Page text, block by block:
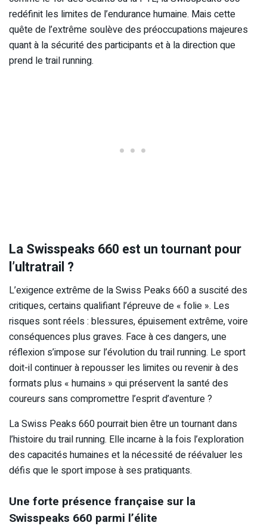
redéfinit les limites de l’endurance humaine. Mais cette
quête de l’extrême soulève des préoccupations majeures
quant à la sécurité des participants et à la direction que
prend le trail running.
La Swisspeaks 660 est un tournant pour
l’ultratrail ?
L’exigence extrême de la Swiss Peaks 660 a suscité des
critiques, certains qualifiant l’épreuve de « folie ». Les
risques sont réels : blessures, épuisement extrême, voire
conséquences plus graves. Face à ces dangers, une
réflexion s’impose sur l’évolution du trail running. Le sport
doit-il continuer à repousser les limites ou revenir à des
formats plus « humains » qui préservent la santé des
coureurs sans compromettre l’esprit d’aventure ?
La Swiss Peaks 660 pourrait bien être un tournant dans
l’histoire du trail running. Elle incarne à la fois l’exploration
des capacités humaines et la nécessité de réévaluer les
défis que le sport impose à ses pratiquants.
Une forte présence française sur la
Swisspeaks 660 parmi l’élite